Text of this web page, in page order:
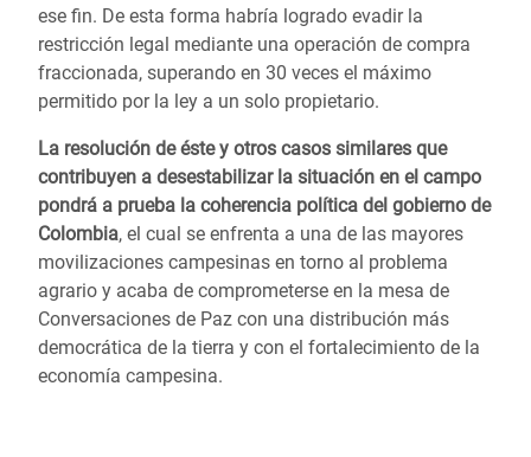
ese fin. De esta forma habría logrado evadir la
restricción legal mediante una operación de compra
fraccionada, superando en 30 veces el máximo
permitido por la ley a un solo propietario.
La resolución de éste y otros casos similares que
contribuyen a desestabilizar la situación en el campo
pondrá a prueba la coherencia política del gobierno de
Colombia, el cual se enfrenta a una de las mayores
movilizaciones campesinas en torno al problema
agrario y acaba de comprometerse en la mesa de
Conversaciones de Paz con una distribución más
democrática de la tierra y con el fortalecimiento de la
economía campesina.